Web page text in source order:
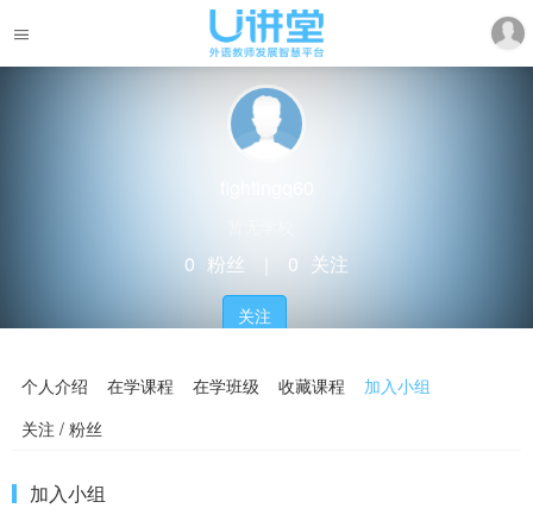
0 粉丝 0 关注
关注
个人介绍 在学课程 在学班级 收藏课程
加入小组
关注 / 粉丝
加入小组